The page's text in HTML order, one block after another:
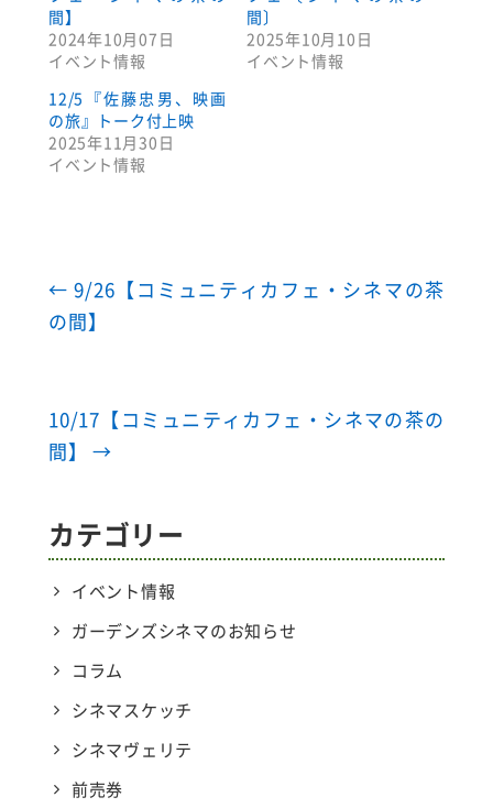
間】
2024年10月07日
イベント情報
間〕
2025年10月10日
イベント情報
12/5『佐藤忠男、映画
の旅』トーク付上映
2025年11月30日
イベント情報
← 9/26【コミュニティカフェ・シネマの茶
の間】
10/17【コミュニティカフェ・シネマの茶の
間】→
カテゴリー
イベント情報
ガーデンズシネマのお知らせ
コラム
シネマスケッチ
シネマヴェリテ
前売券